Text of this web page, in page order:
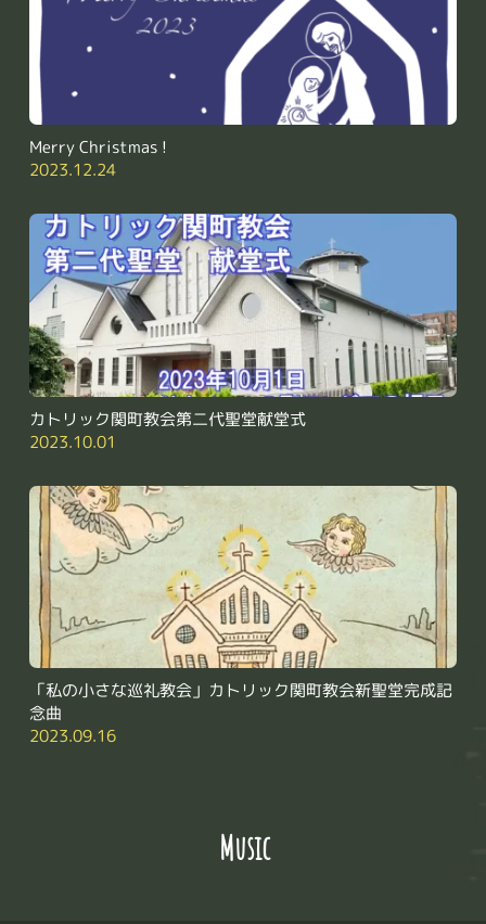
Merry Christmas !
2023.12.24
カトリック関町教会第二代聖堂献堂式
2023.10.01
「私の小さな巡礼教会」カトリック関町教会新聖堂完成記
念曲
2023.09.16
Music